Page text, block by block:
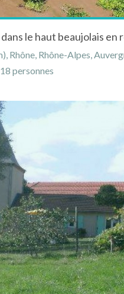
Rhône-Alpes, Auvergne-
personnes